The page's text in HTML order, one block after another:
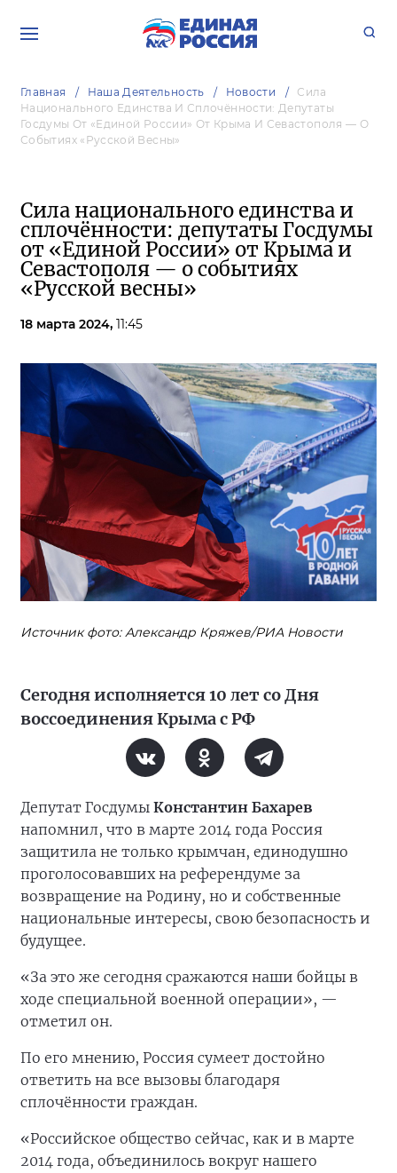
Главная Наша Деятельность Новости
Сила
Национального Единства И Сплочённости: Депутаты
Госдумы От «Единой России» От Крыма И Севастополя — О
Событиях «Русской Весны»
Сила национального единства и
сплочённости: депутаты Госдумы
от «Единой России» от Крыма и
Севастополя — о событиях
«Русской весны»
18 марта 2024, 11:45
Источник фото: Александр Кряжев/РИА Новости
Сегодня исполняется 10 лет со Дня
воссоединения Крыма с РФ
Депутат Госдумы Константин Бахарев
напомнил, что в марте 2014 года Россия
защитила не только крымчан, единодушно
проголосовавших на референдуме за
возвращение на Родину, но и собственные
национальные интересы, свою безопасность и
будущее.
«За это же сегодня сражаются наши бойцы в
ходе специальной военной операции», —
отметил он.
По его мнению, Россия сумеет достойно
ответить на все вызовы благодаря
сплочённости граждан.
«Российское общество сейчас, как и в марте
2014 года, объединилось вокруг нашего